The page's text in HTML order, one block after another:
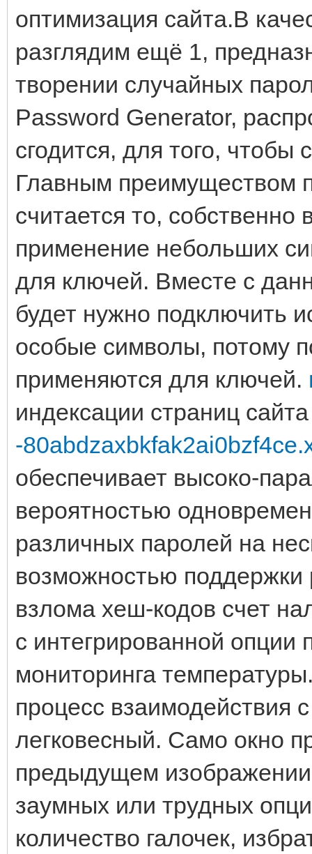
оптимизация сайта.В
разглядим ещё 1,
творении случайных
Password Generator,
сгодится, для того,
Главным преимуществом
считается то,
применение небольших
для ключей. Вместе с
будет нужно подключить
особые символы, потому
применяются для ключей.
индексации страниц
-
обеспечивает высоко-
вероятностью
различных паролей на
возможностью
взлома хеш-кодов счет
с интегрированной опции
мониторинга
процесс взаимодействия
легковесный. Само окно
предыдущем изображении
заумных или трудных
количество галочек,